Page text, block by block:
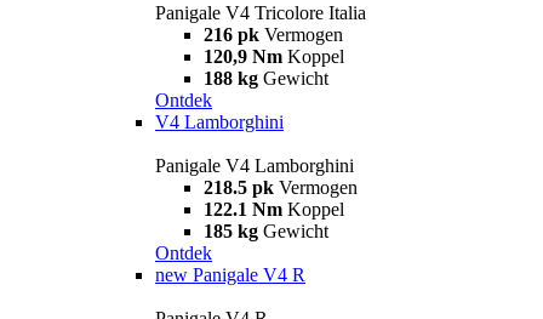
Panigale V4 Tricolore Italia
216 pk Vermogen
120,9 Nm Koppel
188 kg Gewicht
Ontdek
V4 Lamborghini
Panigale V4 Lamborghini
218.5 pk Vermogen
122.1 Nm Koppel
185 kg Gewicht
Ontdek
new Panigale V4 R